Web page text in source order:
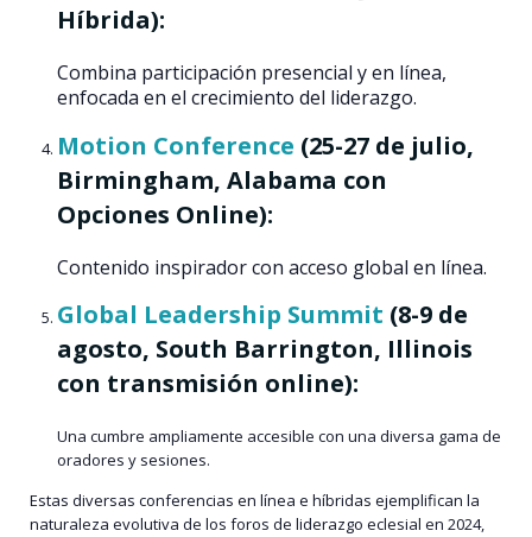
Híbrida):
Combina participación presencial y en línea,
enfocada en el crecimiento del liderazgo.
Motion Conference (25-27 de julio,
Birmingham, Alabama con
Opciones Online):
Contenido inspirador con acceso global en línea.
Global Leadership Summit (8-9 de
agosto, South Barrington, Illinois
con transmisión online):
Una cumbre ampliamente accesible con una diversa gama de
oradores y sesiones.
Estas diversas conferencias en línea e híbridas ejemplifican la
naturaleza evolutiva de los foros de liderazgo eclesial en 2024,